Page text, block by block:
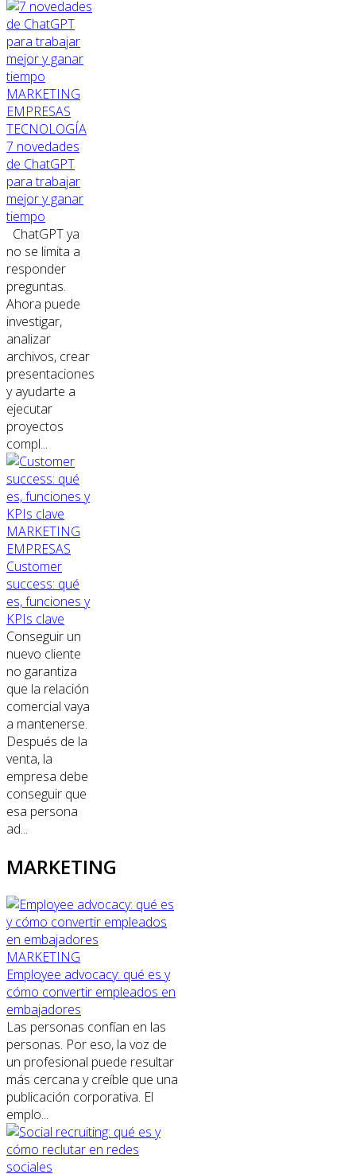
MARKETING
EMPRESAS
TECNOLOGÍA
7 novedades
de ChatGPT
para trabajar
mejor y ganar
tiempo
ChatGPT ya
no se limita a
responder
preguntas.
Ahora puede
investigar,
analizar
archivos, crear
presentaciones
y ayudarte a
ejecutar
proyectos
compl...
MARKETING
EMPRESAS
Customer
success: qué
es, funciones y
KPIs clave
Conseguir un
nuevo cliente
no garantiza
que la relación
comercial vaya
a mantenerse.
Después de la
venta, la
empresa debe
conseguir que
esa persona
ad...
MARKETING
MARKETING
Employee advocacy: qué es y
cómo convertir empleados en
embajadores
Las personas confían en las
personas. Por eso, la voz de
un profesional puede resultar
más cercana y creíble que una
publicación corporativa. El
emplo...